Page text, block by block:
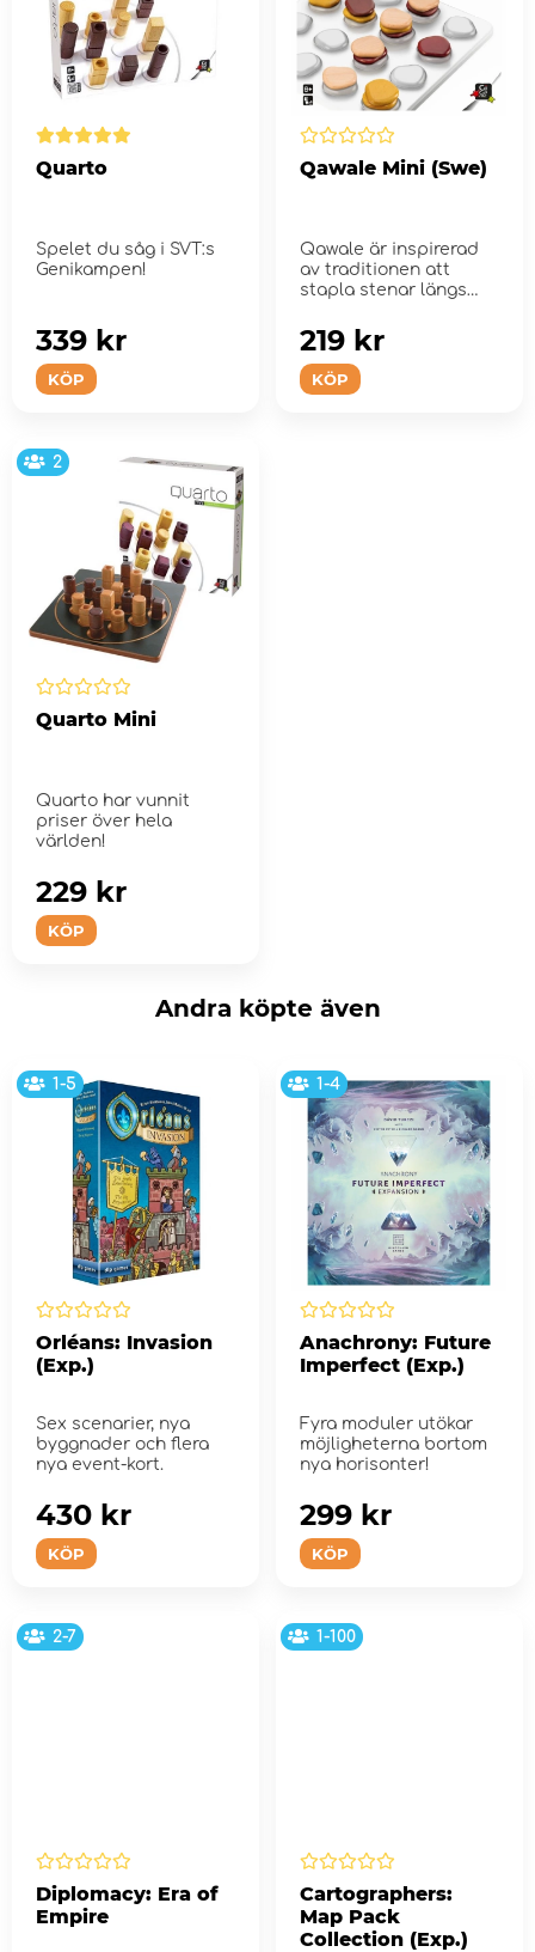
Quarto
Spelet du såg i SVT:s
Genikampen!
KÖP
339 kr
Qawale Mini (Swe)
Qawale är inspirerad
av traditionen att
stapla stenar längs
KÖP
219 kr
2
Quarto Mini
Quarto har vunnit
priser över hela
världen!
KÖP
229 kr
Andra köpte även
1-5
Orléans: Invasion
(Exp.)
Sex scenarier, nya
byggnader och flera
nya event-kort.
KÖP
430 kr
1-4
Anachrony: Future
Imperfect (Exp.)
Fyra moduler utökar
möjligheterna bortom
nya horisonter!
KÖP
299 kr
2-7
Diplomacy: Era of
Empire
1-100
Cartographers:
Map Pack
Collection (Exp.)